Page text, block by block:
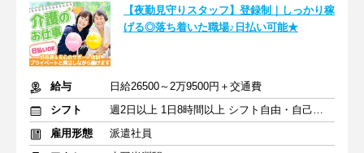
【夜勤見守りスタッフ】登録制｜しっかり稼
げる◎落ち着いた職場♪日払い可能★
給与
日給26500～2万9500円＋交通費
シフト
週2日以上 1日8時間以上 シフト自由・自己申告
雇用形態
派遣社員